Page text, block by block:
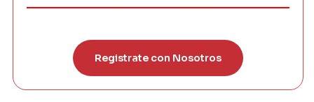
Registrate con Nosotros